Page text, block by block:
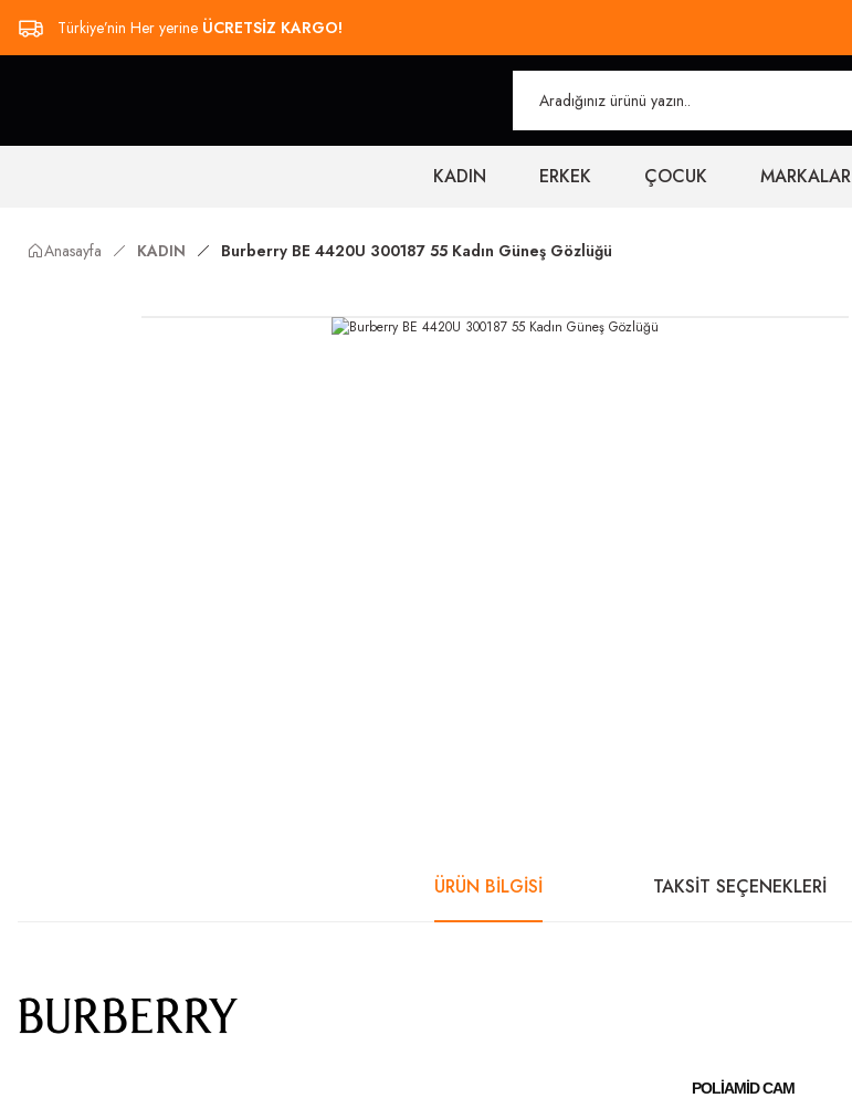
Türkiye’nin Her yerine ÜCRETSİZ KARGO!
KADIN ERKEK ÇOCUK MARKALAR
Anasayfa KADIN Burberry BE 4420U 300187 55 Kadın Güneş Gözlüğü
ÜRÜN BİLGİSİ TAKSİT SEÇENEKLERİ
POLIAMID CAM